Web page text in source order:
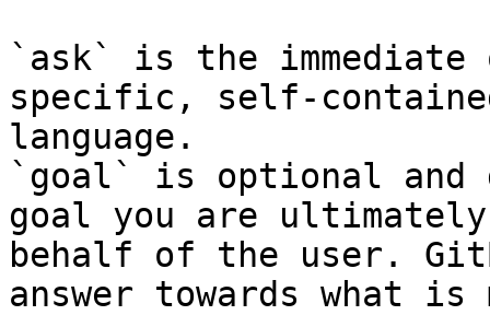
`ask` is the
specific, self-
language.
`goal` is optional and
goal you are
behalf of the user.
answer towards what